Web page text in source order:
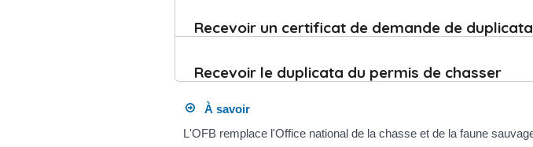
Recevoir un certificat de demande de
Recevoir le duplicata du permis de chasser
À savoir
L'OFB remplace l'Office national de la chasse et de la faune